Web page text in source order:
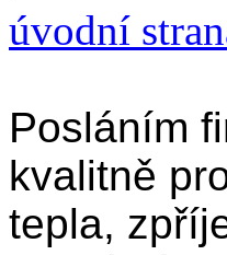
úvodní
Posláním
kvalitně
tepla,